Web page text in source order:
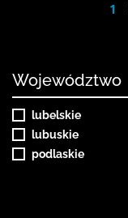
1
Województwo
lubelskie
lubuskie
podlaskie